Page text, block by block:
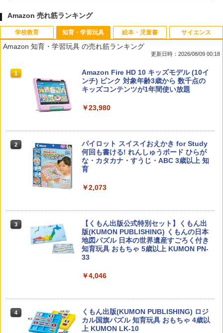
Amazon 売れ筋ランキング
学校教育
1 教育者のためのコーチング入門
￥2,530
2
カウンセリングとは何か 変化するという
こと (講談社現代新書 2787)
￥1,540
先生のためのGoogle AI完全攻略図鑑
￥-
￥2,200
知育・学習玩具
Amazon 知育・学習玩具 の売れ筋ランキング
更新日時：2026/08/09 00:18
1
Amazon Fire HD 10 キッズモデル (10イ
ンチ) ピンク 対象年齢3歳から 数千点の
キッズコンテンツが1年間使い放題
￥23,980
2
パイロット スイスイおえかき for Study
何回も書ける! れんしゅうボード ひらが
な・カタカナ・すうじ・ABC 3歳以上 知
育
￥2,073
3
【くもん出版公式特別セット】くもん出
版(KUMON PUBLISHING) くもんの日本
地図パズル 日本の世界遺産すごろく付き
知育玩具 おもちゃ 5歳以上 KUMON PN-
33
￥4,046
4
くもん出版(KUMON PUBLISHING) ロジ
カル国旗パズル 知育玩具 おもちゃ 4歳以
上 KUMON LK-10
絵本・児童書 サイエンス